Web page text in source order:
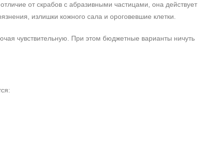
от скрабов с абразивными частицами, она действует
излишки кожного сала и ороговевшие клетки.
чувствительную. При этом бюджетные варианты ничуть